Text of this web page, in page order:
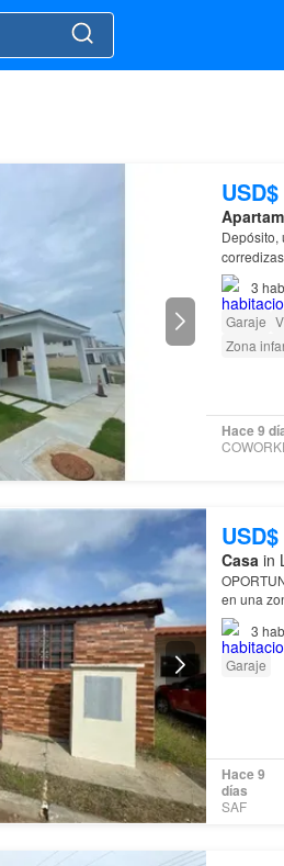
Depósito,
3
Garaje
Zona
Hace 9
Casa in
OPORTUNIDAD
en una
propiedad
3
Garaje
Hace 9
días
SAF